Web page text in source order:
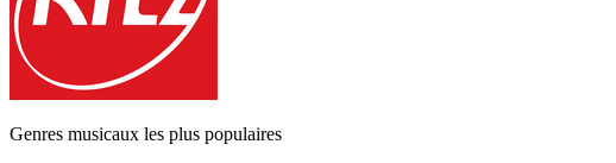
Genres musicaux les plus populaires